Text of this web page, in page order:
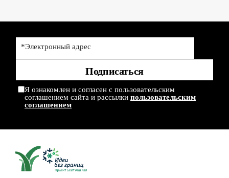
*Электронный адрес
Подписаться
Я ознакомлен и согласен с пользовательским
соглашением сайта и рассылки пользовательским
соглашением